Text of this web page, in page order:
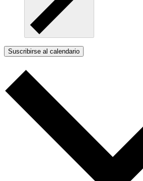
Suscribirse al calendario